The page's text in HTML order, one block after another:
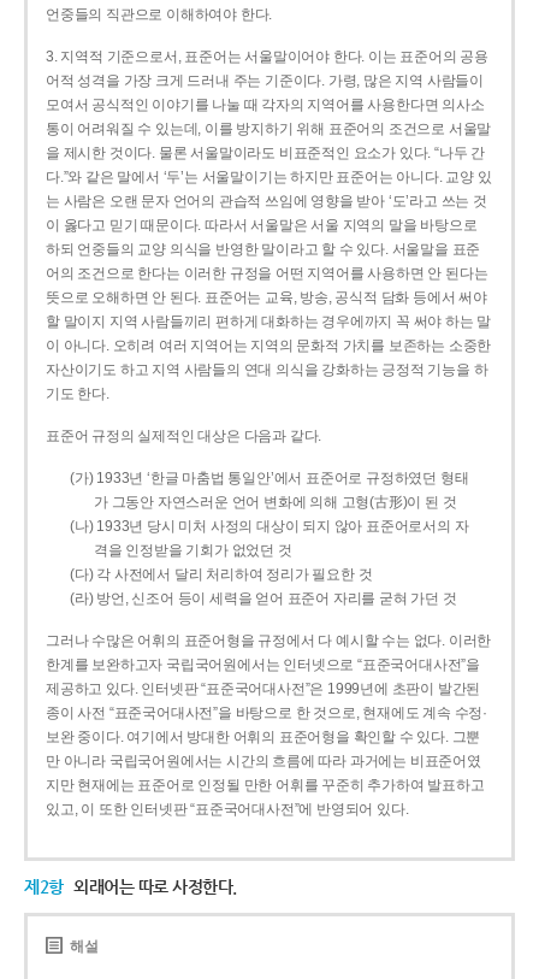
언중들의 직관으로 이해하여야 한다.
3. 지역적 기준으로서, 표준어는 서울말이어야 한다. 이는 표준어의 공용
어적 성격을 가장 크게 드러내 주는 기준이다. 가령, 많은 지역 사람들이
모여서 공식적인 이야기를 나눌 때 각자의 지역어를 사용한다면 의사소
통이 어려워질 수 있는데, 이를 방지하기 위해 표준어의 조건으로 서울말
을 제시한 것이다. 물론 서울말이라도 비표준적인 요소가 있다. “나두 간
다.”와 같은 말에서 ‘두’는 서울말이기는 하지만 표준어는 아니다. 교양 있
는 사람은 오랜 문자 언어의 관습적 쓰임에 영향을 받아 ‘도’라고 쓰는 것
이 옳다고 믿기 때문이다. 따라서 서울말은 서울 지역의 말을 바탕으로
하되 언중들의 교양 의식을 반영한 말이라고 할 수 있다. 서울말을 표준
어의 조건으로 한다는 이러한 규정을 어떤 지역어를 사용하면 안 된다는
뜻으로 오해하면 안 된다. 표준어는 교육, 방송, 공식적 담화 등에서 써야
할 말이지 지역 사람들끼리 편하게 대화하는 경우에까지 꼭 써야 하는 말
이 아니다. 오히려 여러 지역어는 지역의 문화적 가치를 보존하는 소중한
자산이기도 하고 지역 사람들의 연대 의식을 강화하는 긍정적 기능을 하
기도 한다.
표준어 규정의 실제적인 대상은 다음과 같다.
(가) 1933년 ‘한글 마춤법 통일안’에서 표준어로 규정하였던 형태
가 그동안 자연스러운 언어 변화에 의해 고형(古形)이 된 것
(나) 1933년 당시 미처 사정의 대상이 되지 않아 표준어로서의 자
격을 인정받을 기회가 없었던 것
(다) 각 사전에서 달리 처리하여 정리가 필요한 것
(라) 방언, 신조어 등이 세력을 얻어 표준어 자리를 굳혀 가던 것
그러나 수많은 어휘의 표준어형을 규정에서 다 예시할 수는 없다. 이러한
한계를 보완하고자 국립국어원에서는 인터넷으로 “표준국어대사전”을
제공하고 있다. 인터넷판 “표준국어대사전”은 1999년에 초판이 발간된
종이 사전 “표준국어대사전”을 바탕으로 한 것으로, 현재에도 계속 수정·
보완 중이다. 여기에서 방대한 어휘의 표준어형을 확인할 수 있다. 그뿐
만 아니라 국립국어원에서는 시간의 흐름에 따라 과거에는 비표준어였
지만 현재에는 표준어로 인정될 만한 어휘를 꾸준히 추가하여 발표하고
있고, 이 또한 인터넷판 “표준국어대사전”에 반영되어 있다.
제2항 외래어는 따로 사정한다.
해설